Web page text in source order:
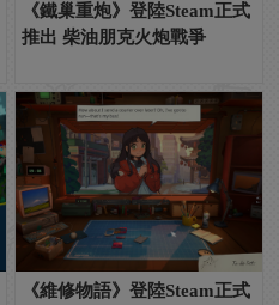
《鐵巢重炮》登陸Steam正式
推出 柴油朋克火炮戰爭
《維修物語》登陸Steam正式